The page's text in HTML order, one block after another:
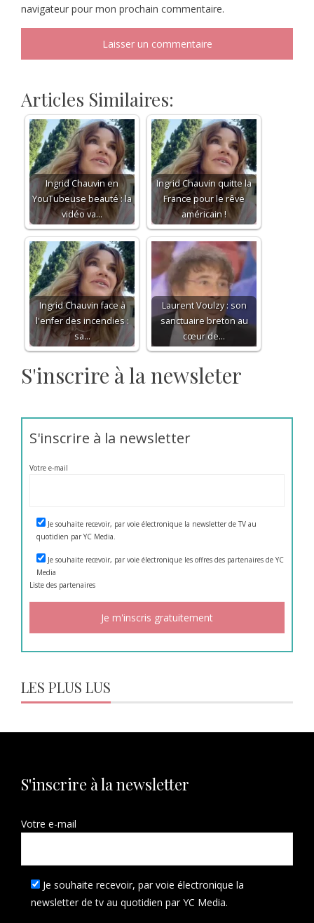
navigateur pour mon prochain commentaire.
Articles Similaires:
Ingrid Chauvin en
YouTubeuse beauté : la
vidéo va…
Ingrid Chauvin quitte la
France pour le rêve
américain !
Ingrid Chauvin face à
l'enfer des incendies :
sa…
Laurent Voulzy : son
sanctuaire breton au
cœur de…
S'inscrire à la newsleter
S'inscrire à la newsletter
Votre e-mail
Je souhaite recevoir, par voie électronique la newsletter de TV au
quotidien par YC Media.
Je souhaite recevoir, par voie électronique les offres des partenaires de YC
Media
Liste des partenaires
LES PLUS LUS
S'inscrire à la newsletter
Votre e-mail
Je souhaite recevoir, par voie électronique la
newsletter de tv au quotidien par YC Media.